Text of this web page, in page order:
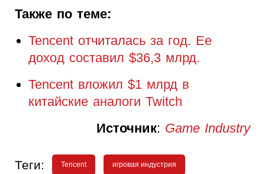
Также по теме:
Tencent отчиталась за год. Ее
доход составил $36,3 млрд.
Tencent вложил $1 млрд в
китайские аналоги Twitch
Источник: Game Industry
Теги: Tencent игровая индустрия